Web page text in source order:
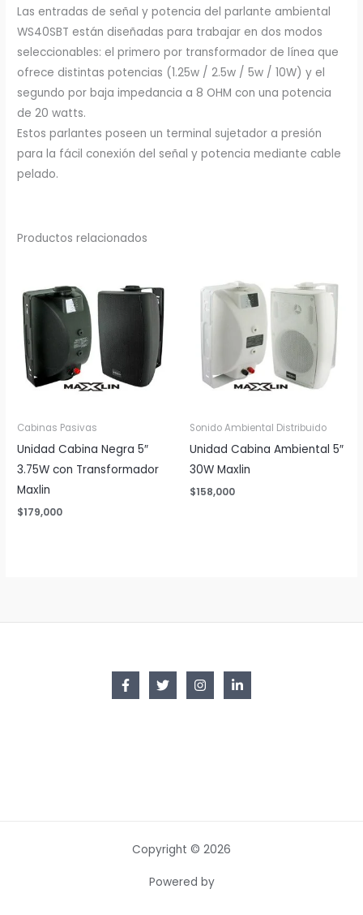
Las entradas de señal y potencia del parlante ambiental
WS40SBT están diseñadas para trabajar en dos modos
seleccionables: el primero por transformador de línea que
ofrece distintas potencias (1.25w / 2.5w / 5w / 10W) y el
segundo por baja impedancia a 8 OHM con una potencia
de 20 watts.
Estos parlantes poseen un terminal sujetador a presión
para la fácil conexión del señal y potencia mediante cable
pelado.
Productos relacionados
Cabinas Pasivas
Unidad Cabina Negra 5″
3.75W con Transformador
Maxlin
$179,000
Sonido Ambiental Distribuido
Unidad Cabina Ambiental 5″
30W Maxlin
$158,000
Copyright © 2026
Powered by